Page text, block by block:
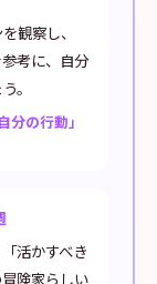
観察し、
考に、自分
。
の行動」
活かすべき
険家らしい